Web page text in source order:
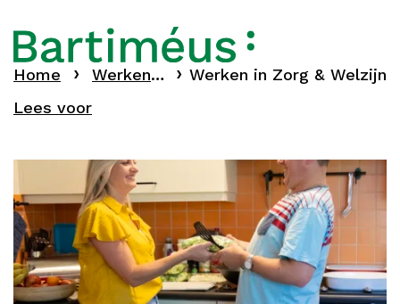
Home Werken bij Bartiméus
Werken in Zorg & Welzijn
Lees voor